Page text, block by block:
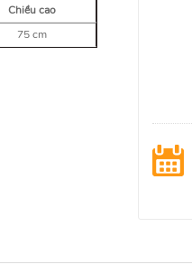
Chiều cao
75 cm